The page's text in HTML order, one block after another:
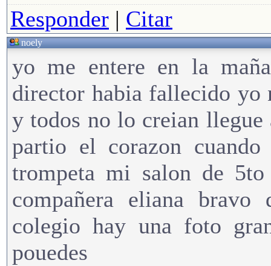
Responder | Citar
noely
yo me entere en la
director habia fallecido yo
y todos no lo creian
partio el corazon
trompeta mi salon de
compañera eliana
colegio hay una foto
pouedes